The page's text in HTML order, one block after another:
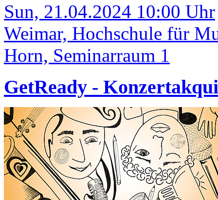
Sun, 21.04.2024 10:00 Uhr
Weimar, Hochschule für
Horn, Seminarraum 1
GetReady -